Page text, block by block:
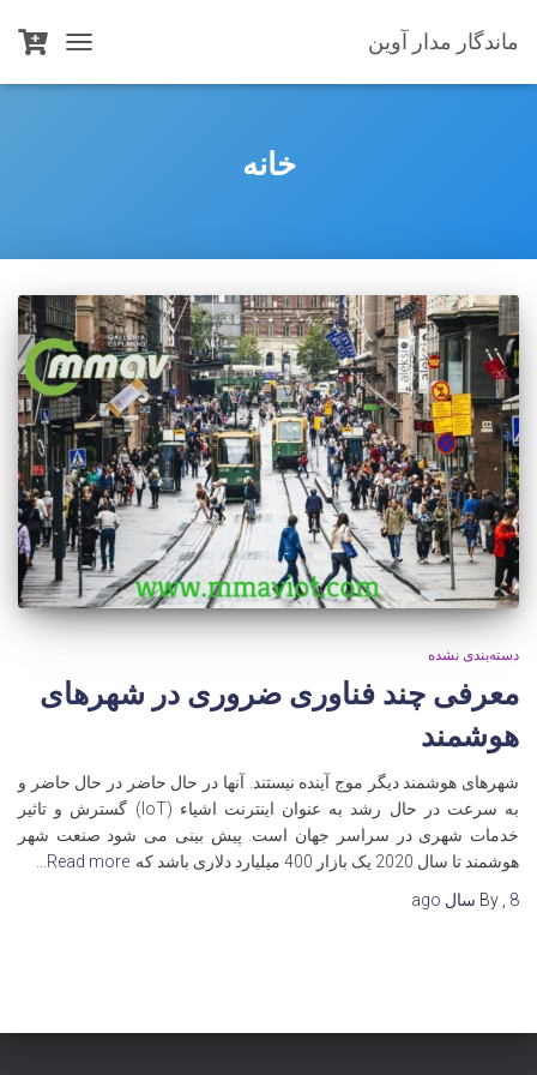
ماندگار مدار آوین
TOGGLE
NAVIGATION
خانه
دسته‌بندی نشده
معرفی چند فناوری ضروری در شهرهای
هوشمند
شهرهای هوشمند دیگر موج آینده نیستند. آنها در حال حاضر در حال حاضر و
به سرعت در حال رشد به عنوان اینترنت اشیاء (IoT) گسترش و تاثیر
خدمات شهری در سراسر جهان است. پیش بینی می شود صنعت شهر
هوشمند تا سال 2020 یک بازار 400 میلیارد دلاری باشد که
Read more…
By , 8 سال